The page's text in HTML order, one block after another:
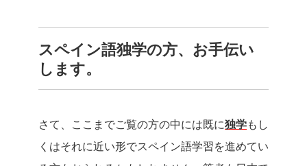
スペイン語独学の方、お手伝い
します。
さて、ここまでご覧の方の中には既に独学もし
くはそれに近い形でスペイン語学習を進めてい